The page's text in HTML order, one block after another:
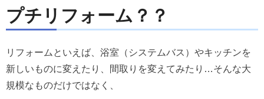
サポート
遺品整理
- 遺品整理・生前整理の流れ
プチリフォーム？？
リフォームといえば、浴室（システムバス）やキッチンを
新しいものに変えたり、間取りを変えてみたり…そんな大
規模なものだけではなく、